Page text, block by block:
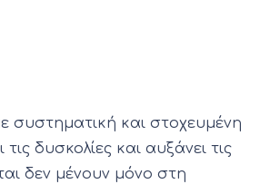
συστηματική και στοχευμένη
δυσκολίες και αυξάνει τις
δεν μένουν μόνο στη